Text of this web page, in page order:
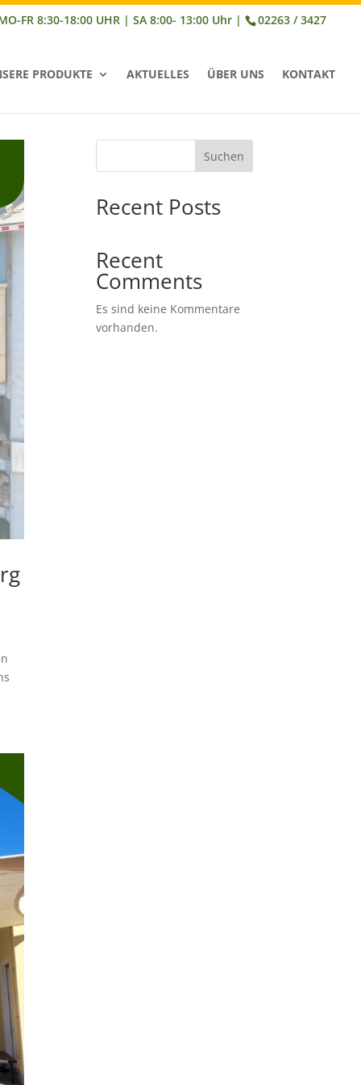
02263 / 3427
PRODUKTE AKTUELLES ÜBER UNS KONTAKT
Suchen
Recent Posts
Recent
Comments
Es sind keine Kommentare
vorhanden.